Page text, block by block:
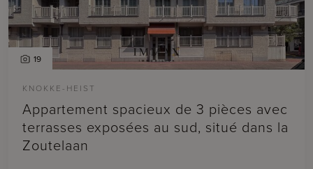
19
KNOKKE-HEIST
Appartement spacieux de 3 pièces avec
terrasses exposées au sud, situé dans la
Zoutelaan